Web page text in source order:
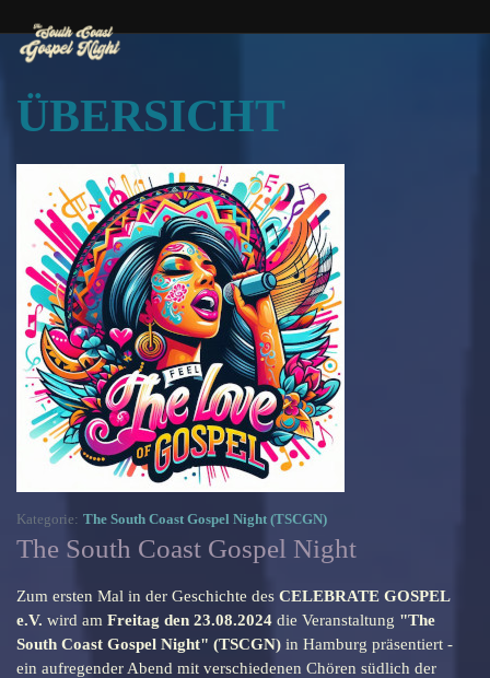
ÜBERSICHT
Kategorie: The South Coast Gospel Night (TSCGN)
The South Coast Gospel Night
Zum ersten Mal in der Geschichte des CELEBRATE GOSPEL
e.V. wird am Freitag den 23.08.2024 die Veranstaltung "The
South Coast Gospel Night" (TSCGN) in Hamburg präsentiert -
ein aufregender Abend mit verschiedenen Chören südlich der